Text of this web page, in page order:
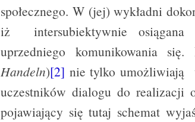
społecznego. W (jej) wykładni
iż intersubiektywnie osiągana
uprzedniego komunikowania
Handeln)[2] nie tylko umożliwiają
uczestników dialogu do realizacji
pojawiający się tutaj schemat